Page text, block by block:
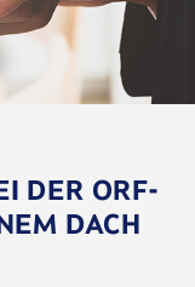
DER ORF-
DACH